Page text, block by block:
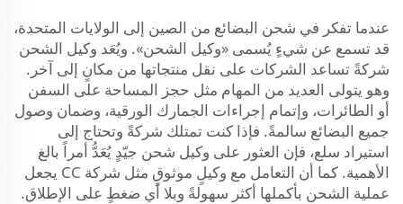
عندما تفكر في شحن البضائع من الصين إلى الولايات المتحدة،
قد تسمع عن شيءٍ يُسمى «وكيل الشحن». ويُعَد وكيل الشحن
شركةً تساعد الشركات على نقل منتجاتها من مكانٍ إلى آخر.
وهو يتولى العديد من المهام مثل حجز المساحة على السفن
أو الطائرات، وإتمام إجراءات الجمارك الورقية، وضمان وصول
جميع البضائع سالمةً. فإذا كنت تمتلك شركةً وتحتاج إلى
استيراد سلع، فإن العثور على وكيل شحن جيّدٍ يُعَدُّ أمراً بالغ
الأهمية. كما أن التعامل مع وكيلٍ موثوقٍ مثل شركة CC يجعل
عملية الشحن بأكملها أكثر سهولةً وبلا أي ضغطٍ على الإطلاق.